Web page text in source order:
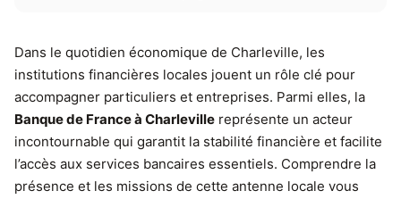
Dans le quotidien économique de Charleville, les
institutions financières locales jouent un rôle clé pour
accompagner particuliers et entreprises. Parmi elles, la
Banque de France à Charleville représente un acteur
incontournable qui garantit la stabilité financière et facilite
l’accès aux services bancaires essentiels. Comprendre la
présence et les missions de cette antenne locale vous